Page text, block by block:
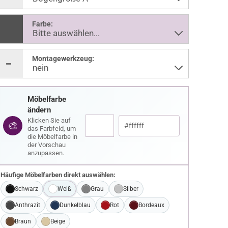
Farbe:
Montagewerkzeug:
🎨
Möbelfarbe
ändern
Klicken Sie auf
das Farbfeld, um
die Möbelfarbe in
der Vorschau
anzupassen.
Häufige Möbelfarben direkt auswählen:
Schwarz Weiß Grau Silber
Anthrazit Dunkelblau Rot Bordeaux
Braun Beige